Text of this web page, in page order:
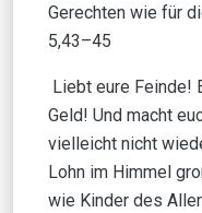
Gerechten wie für
5,43–45
Liebt eure Feinde!
Geld! Und macht
vielleicht nicht
Lohn im Himmel
wie Kinder des